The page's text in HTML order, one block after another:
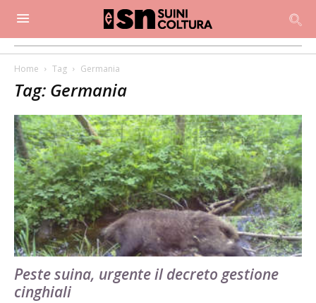
Home Tag Germania
Tag: Germania
Peste suina, urgente il decreto gestione
cinghiali